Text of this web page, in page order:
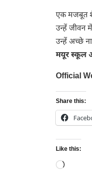
एक मजबूत
उन्हें जीवन
उन्हें अच्छे
मयूर स्कूल
Official
Share this:
Like this: